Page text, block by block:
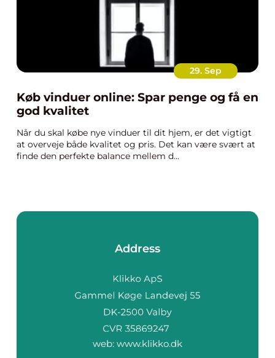
29. Sep
Køb vinduer online: Spar penge og få en
god kvalitet
Når du skal købe nye vinduer til dit hjem, er det vigtigt
at overveje både kvalitet og pris. Det kan være svært at
finde den perfekte balance mellem d...
Address
web: www.klikko.dk